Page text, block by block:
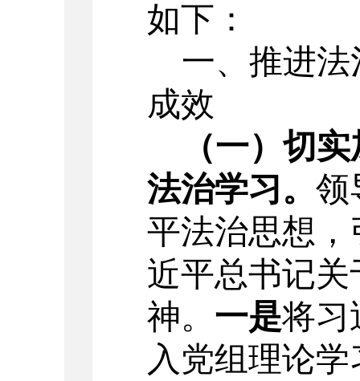
如下：
一、 推进法
成效
（一）切
法治学习。 领
平法治思想
近平总书记
神。 一是将习
入党组理论